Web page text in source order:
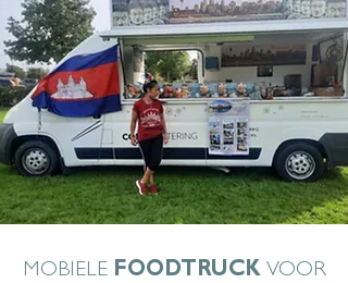
MOBIELE FOODTRUCKVOOR